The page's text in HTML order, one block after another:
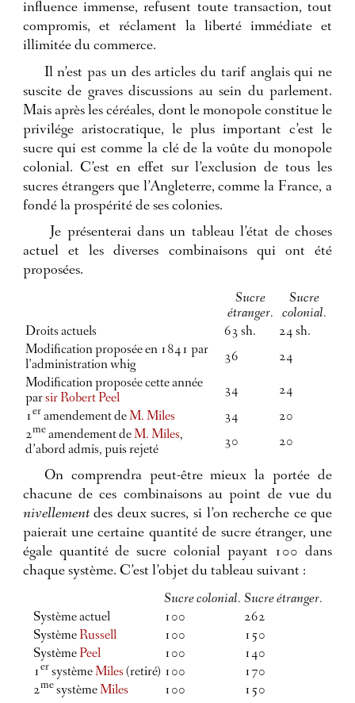
influence immense, refusent toute transaction, tout
compromis, et réclament la liberté immédiate et
illimitée du commerce.
Il n’est pas un des articles du tarif anglais qui ne
suscite de graves discussions au sein du parlement.
Mais après les céréales, dont le monopole constitue le
privilége aristocratique, le plus important c’est le
sucre qui est comme la clé de la voûte du monopole
colonial. C’est en effet sur l’exclusion de tous les
sucres étrangers que l’Angleterre, comme la France, a
fondé la prospérité de ses colonies.
Je présenterai dans un tableau l’état de choses
actuel et les diverses combinaisons qui ont été
proposées.
Sucre
étranger.
Sucre
colonial.
Droits actuels
63 sh.
24 sh.
Modification proposée en 1841 par
l’administration whig
36
24
Modification proposée cette année
parsir Robert Peel
34
24
1 er amendement deM. Miles 34
20
2me amendement deM. Miles,
d’abord admis, puis rejeté
30 20
On comprendra peut-être mieux la portée de
chacune de ces combinaisons au point de vue du
nivellementdes deux sucres, si l’on recherche ce que
paierait une certaine quantité de sucre étranger, une
égale quantité de sucre colonial payant 100 dans
chaque système. C’est l’objet du tableau suivant :
Sucre colonial. Sucre étranger.
Système actuel
100
262
Système Russell 100
150
Système Peel 100
140
1 er systèmeMiles (retiré) 100
170
2mesystèmeMiles 100 150